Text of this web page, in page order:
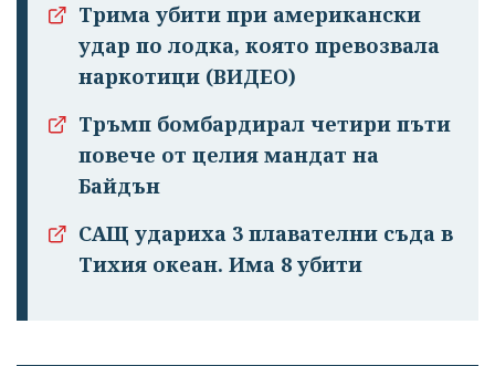
Трима убити при американски
удар по лодка, която превозвала
наркотици (ВИДЕО)
Тръмп бомбардирал четири пъти
повече от целия мандат на
Байдън
САЩ удариха 3 плавателни съда в
Тихия океан. Има 8 убити